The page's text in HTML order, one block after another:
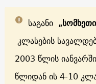
საგანი
კლასების
2003 წლის
წლიდან ის 4-10